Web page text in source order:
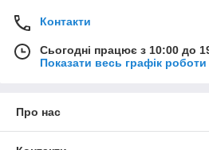
Контакти
Сьогодні працює з 10:00 до
Показати весь графік роботи
Про нас